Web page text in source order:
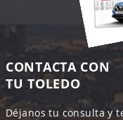
CONTACTA CON
TU TOLEDO
Déjanos tu consulta y